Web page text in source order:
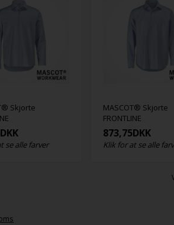
Skjorte
DKK
se alle farver
MASCOT® Skjorte
FRONTLINE
873,75DKK
Klik for at se alle